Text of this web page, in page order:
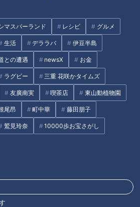
マスパーランド レシピ グルメ
生活 デララバ 伊豆半島
との遭遇 newsX お金
ラグビー 三重 花咲かタイムズ
友廣南実 喫茶店 東山動植物園
尾昂 町中華 藤田朋子
鷲見玲奈 10000歩お宝さがし
たときには、88歳でした。もう2～3
それでもう辞めようと思ってきたんで
」
時中からずっと現役